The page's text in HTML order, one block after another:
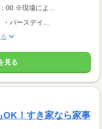
00 ※現場によ...
・バースデイ...
見る
OK！すき家なら家事